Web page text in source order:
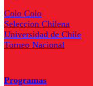
Colo Colo
Seleccion Chilena
Universidad de Chile
Torneo Nacional
Programas